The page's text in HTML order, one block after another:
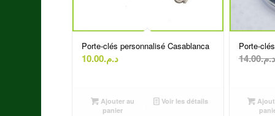
Porte-clés personnalisé Casablanca
د.م.10.00
Ajouter au
panier
Voir les détails
Porte-
د.م.14.00